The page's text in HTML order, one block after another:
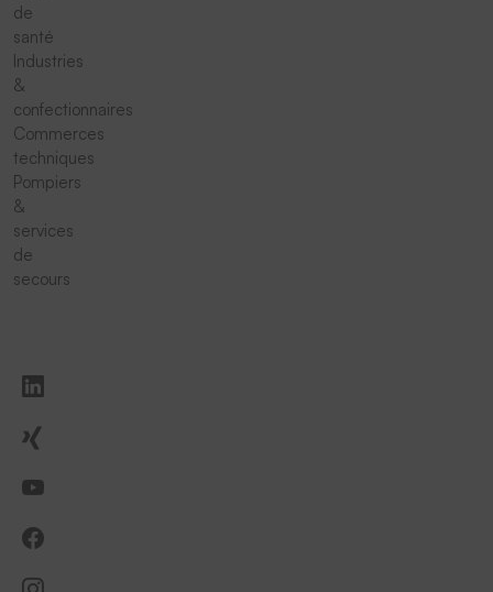
de
santé
Industries
&
confectionnaires
Commerces
techniques
Pompiers
&
services
de
secours